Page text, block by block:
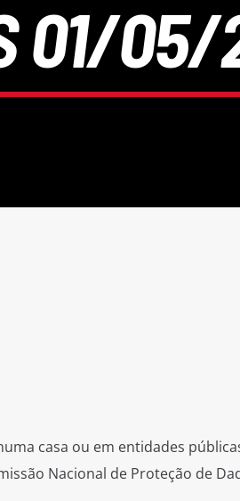
01/05/
casa ou em entidades
Nacional de Proteção de